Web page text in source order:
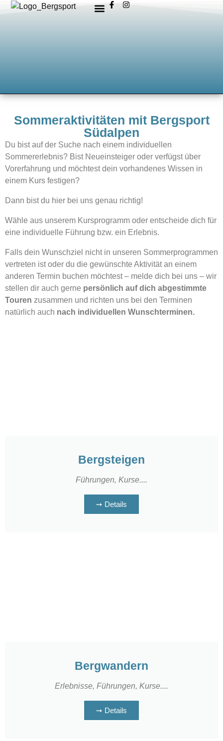
Sommeraktivitäten mit Bergsport
Südalpen
Du bist auf der Suche nach einem individuellen
Sommererlebnis? Bist Neueinsteiger oder verfügst über
Vorerfahrung und möchtest dein vorhandenes Wissen in
einem Kurs festigen?
Dann bist du hier bei uns genau richtig!
Wähle aus unserem Kursprogramm oder entscheide dich für
eine individuelle Führung bzw. ein Erlebnis.
Falls dein Wunschziel nicht in unseren Sommerprogrammen
vertreten ist oder du die gewünschte Aktivität an einem
anderen Termin buchen möchtest – melde dich bei uns – wir
stellen dir auch gerne persönlich auf dich abgestimmte
Touren zusammen und richten uns bei den Terminen
natürlich auch nach individuellen Wunschterminen.
Bergsteigen
Führungen, Kurse....
➙ Details
Bergwandern
Erlebnisse, Führungen, Kurse....
➙ Details